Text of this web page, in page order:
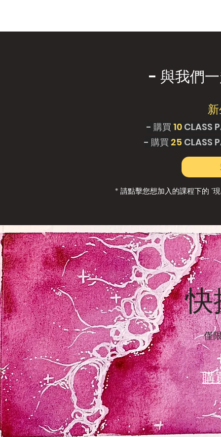
- 與我們
- 購買 10CLASS
- 購買 25 CLASS
* 請點擊您想加入的課程下的 “
僅
購